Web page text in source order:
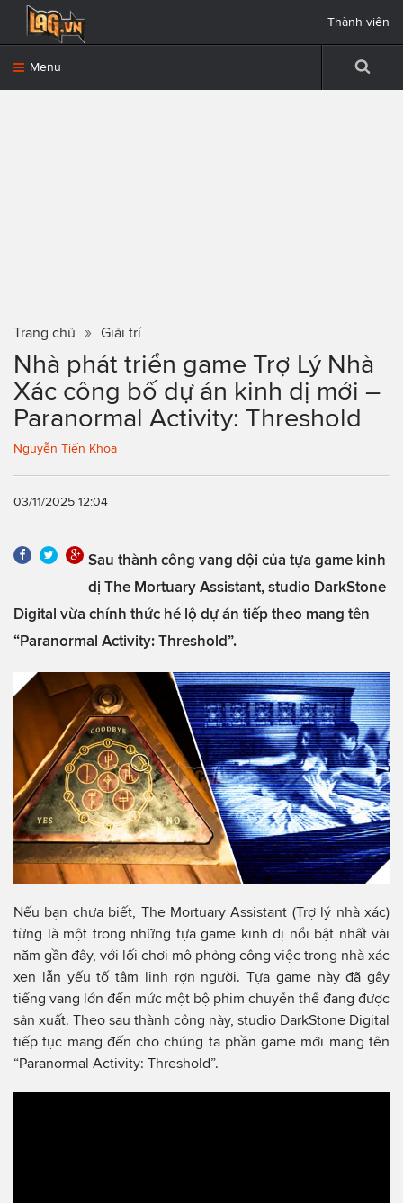
Menu
Thành viên
Trang chủ Giải trí
Nhà phát triển game Trợ Lý Nhà
Xác công bố dự án kinh dị mới –
Paranormal Activity: Threshold
Nguyễn Tiến Khoa
03/11/2025 12:04
Sau thành công vang dội của tựa game kinh
dị The Mortuary Assistant, studio DarkStone
Digital vừa chính thức hé lộ dự án tiếp theo mang tên
“Paranormal Activity: Threshold”.
Nếu bạn chưa biết, The Mortuary Assistant (Trợ lý nhà xác)
từng là một trong những tựa game kinh dị nổi bật nhất vài
năm gần đây, với lối chơi mô phỏng công việc trong nhà xác
xen lẫn yếu tố tâm linh rợn người. Tựa game này đã gây
tiếng vang lớn đến mức một bộ phim chuyển thể đang được
sản xuất. Theo sau thành công này, studio DarkStone Digital
tiếp tục mang đến cho chúng ta phần game mới mang tên
“Paranormal Activity: Threshold”.